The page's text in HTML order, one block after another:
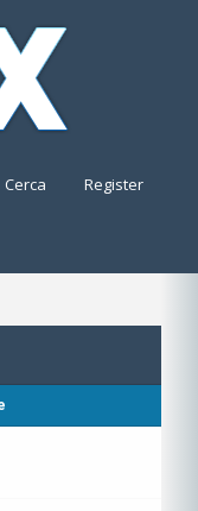
Cerca Register